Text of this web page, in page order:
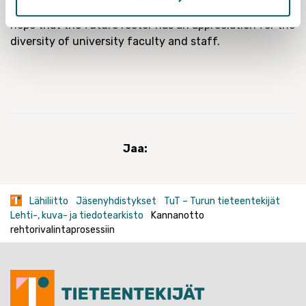
hope that the future rector has an appreciation for the
diversity of university faculty and staff.
Jaa:
Lähiliitto Jäsenyhdistykset
TuT – Turun tieteentekijät
Lehti-, kuva- ja tiedotearkisto
Kannanotto
rehtorivalintaprosessiin